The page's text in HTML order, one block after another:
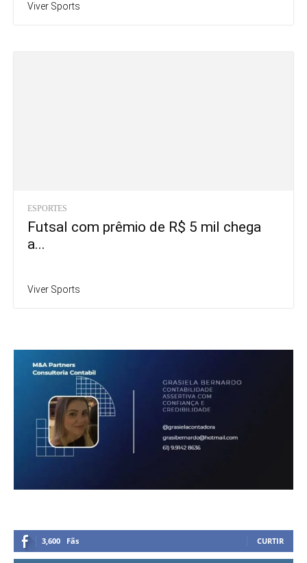
Viver Sports
ESPORTES
Futsal com prêmio de R$ 5 mil chega
a...
Viver Sports
3,600 Fãs CURTIR